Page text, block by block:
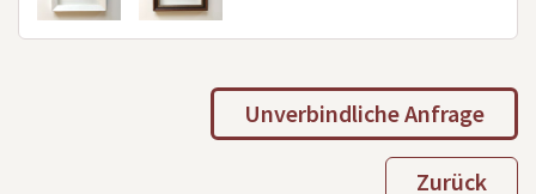
Unverbindliche Anfrage
Zurück